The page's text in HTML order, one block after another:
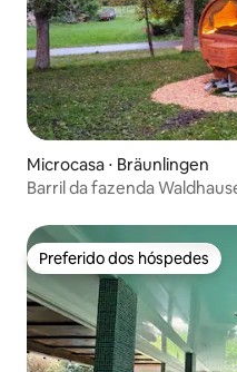
Microcasa ⋅ Bräunlingen
Barril da fazenda
Preferido dos hóspedes
Preferido dos hóspedes